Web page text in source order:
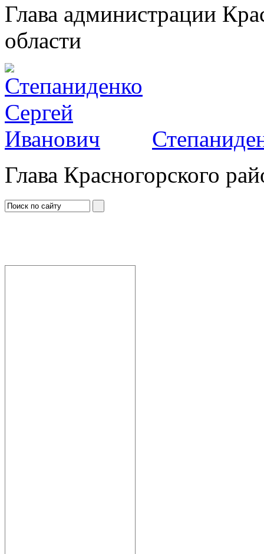
Глава администрации
области
Глава Красногорского